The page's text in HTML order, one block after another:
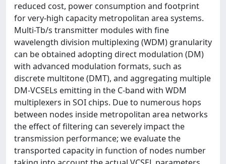
reduced cost, power consumption and footprint
for very-high capacity metropolitan area systems.
Multi-Tb/s transmitter modules with fine
wavelength division multiplexing (WDM) granularity
can be obtained adopting direct modulation (DM)
with advanced modulation formats, such as
discrete multitone (DMT), and aggregating multiple
DM-VCSELs emitting in the C-band with WDM
multiplexers in SOI chips. Due to numerous hops
between nodes inside metropolitan area networks
the effect of filtering can severely impact the
transmission performance; we evaluate the
transported capacity in function of nodes number